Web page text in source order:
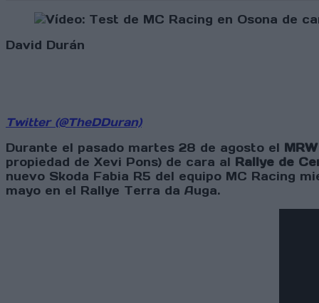
David Durán
Twitter (@TheDDuran)
Durante el pasado martes 28 de agosto el
propiedad de Xevi Pons) de cara al Rallye de
nuevo Skoda Fabia R5 del equipo MC Racing
mayo en el Rallye Terra da Auga.